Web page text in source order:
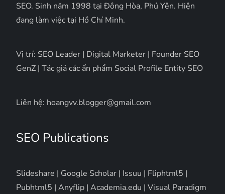
SEO. Sinh năm 1998 tại Đông Hòa, Phú Yên. Hiện
đang làm việc tại Hồ Chí Minh.
Vị trí: SEO Leader | Digital Marketer | Founder SEO
GenZ | Tác giả các ấn phẩm Social Profile Entity SEO
Liên hệ: hoangvv.blogger@gmail.com
SEO Publications
Slideshare | Google Scholar | Issuu | Fliphtml5 |
Pubhtml5 |Anyflip |Academia.edu |Visual Paradigm